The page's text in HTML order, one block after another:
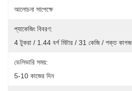
আলোচনা সাপেক্ষে
প্যাকেজিং বিবরণ:
4 টুকরা / 1.44 বর্গ মিটার / 31 কেজি / শক্ত কাগজ
ডেলিভারি সময়:
5-10 কাজের দিন